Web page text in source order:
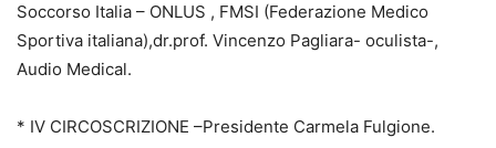
Soccorso Italia – ONLUS , FMSI (Federazione Medico
Sportiva italiana),dr.prof. Vincenzo Pagliara- oculista-,
Audio Medical.
* IV CIRCOSCRIZIONE –Presidente Carmela Fulgione.